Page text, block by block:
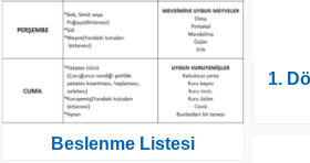
Beslenme Listesi
1.